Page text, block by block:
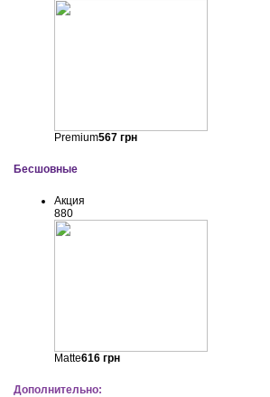
Premium567грн
Бесшовные
Акция
880
Matte616грн
Дополнительно: